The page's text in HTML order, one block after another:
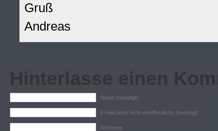
Gruß
Andreas
Hinterlasse einen
Name (benötigt)
E-mail (wird nicht veröffentlicht) (benötigt)
Webseite